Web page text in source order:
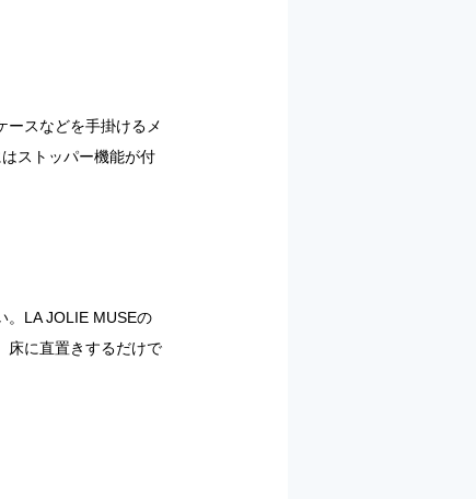
ースなどを手掛けるメ
ストッパー機能が付
。LA JOLIE MUSEの
床に直置きするだけで